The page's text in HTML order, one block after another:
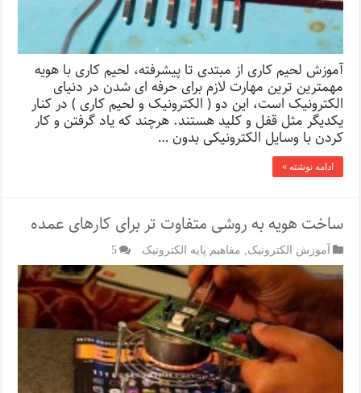
آموزش لحیم کاری از مبتدی تا پیشرفته، لحیم کاری با هویه
مهمترین ترین مهارت لازم برای حرفه ای شدن در دنیای
الکترونیک است، این دو ( الکترونیک و لحیم کاری ) در کنار
یکدیگر مثل قفل و کلید هستند. هرچند که یاد گرفتن و کار
کردن با وسایل الکترونیکی بدون …
ادامه نوشته »
ساخت هویه به روشی متفاوت تر برای کارهای عمده
آموزش الکترونیک مفاهیم پایه الکترونیک 5